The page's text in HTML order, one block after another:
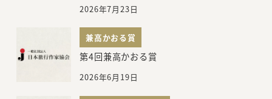
2026年7月23日
兼高かおる賞
第4回兼高かおる賞
2026年6月19日